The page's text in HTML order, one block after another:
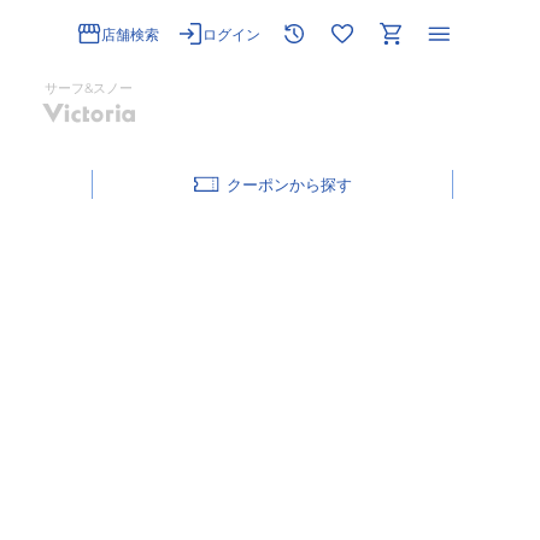
店舗検索 ログイン
サーフ&スノー
クーポン